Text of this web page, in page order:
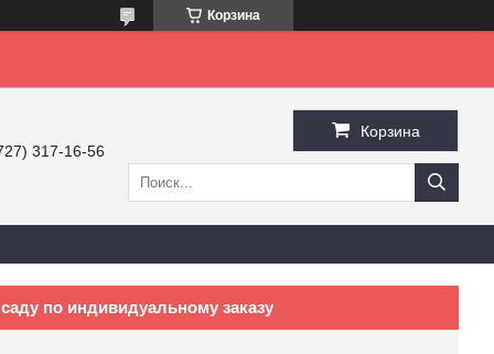
Корзина
317-16-56
Корзина
по индивидуальному заказу